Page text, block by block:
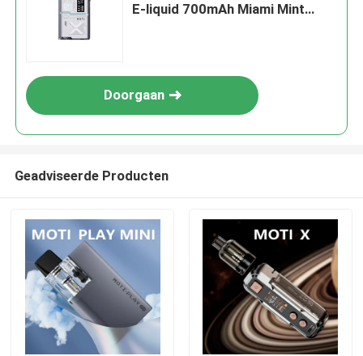
E-liquid 700mAh Miami Mint
Doorgaan
Geadviseerde Producten